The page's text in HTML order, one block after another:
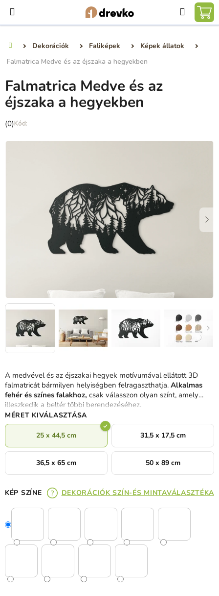
fő
Dekorációk Faliképek
Képek állatok
Falmatrica Medve és az éjszaka a hegyekben
A medvével és az éjszakai hegyek motívumával ellátott 3D
falmatricát bármilyen helyiségben felragaszthatja. Alkalmas
fehér és színes falakhoz, csak válasszon olyan színt, amely
illeszkedik a beltér többi berendezéséhez.
MÉRET KIVÁLASZTÁSA
25 x 44,5 cm 31,5 x 17,5 cm
36,5 x 65 cm 50 x 89 cm
KÉP SZÍNE DEKORÁCIÓK SZÍN-ÉS MINTAVÁLASZTÉKA
Falmatrica Medve és az
éjszaka a hegyekben
A
átlagos
(0)